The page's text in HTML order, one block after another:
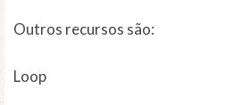
Outros recursos são:
Loop